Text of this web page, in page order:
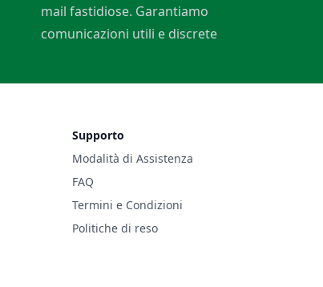
mail fastidiose. Garantiamo
comunicazioni utili e discrete
Supporto
Modalità di Assistenza
FAQ
Termini e Condizioni
Politiche di reso